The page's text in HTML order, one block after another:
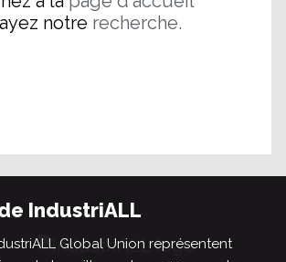
notre recherche.
IndustriALL
Global Union représentent